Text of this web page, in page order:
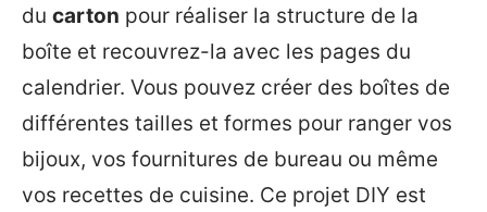
du carton pour réaliser la structure de la
boîte et recouvrez-la avec les pages du
calendrier. Vous pouvez créer des boîtes de
différentes tailles et formes pour ranger vos
bijoux, vos fournitures de bureau ou même
vos recettes de cuisine. Ce projet DIY est